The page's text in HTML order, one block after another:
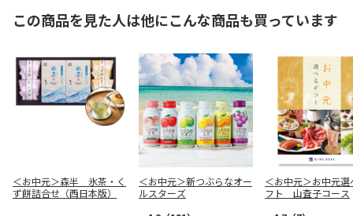
この商品を見た人は他にこんな商品も買っています
＜お中元＞森半 氷茶・く
ず餅詰合せ（西日本版）
＜お中元＞新つぶらなオー
ルスターズ
＜お中元＞お中元選
フト 山査子コース